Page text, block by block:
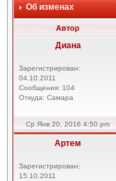
Об изменах
Автор
Диана
Зарегистрирован:
04.10.2011
Сообщения: 104
Откуда: Самара
Ср Янв 20, 2016 4:50 pm
Артем
Зарегистрирован:
15.10.2011